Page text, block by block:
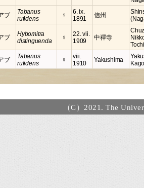
ブ
Tabanus
rufidens
♀
6. ix.
1891
信州
ブ
Hybomitra
distinguenda
♀
22. vii.
1909
中禪寺
ブ
Tabanus
rufidens
♀
viii.
1910
Yakushima
（C）2021. The